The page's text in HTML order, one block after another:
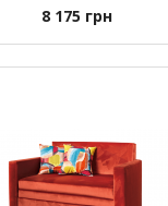
8 175 грн